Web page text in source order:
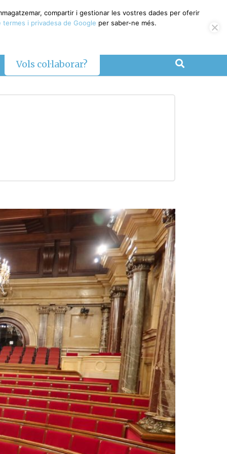
Vols col·laborar?
compartir i gestionar les vostres dades per oferir
termes i privadesa de Google per saber-ne més.